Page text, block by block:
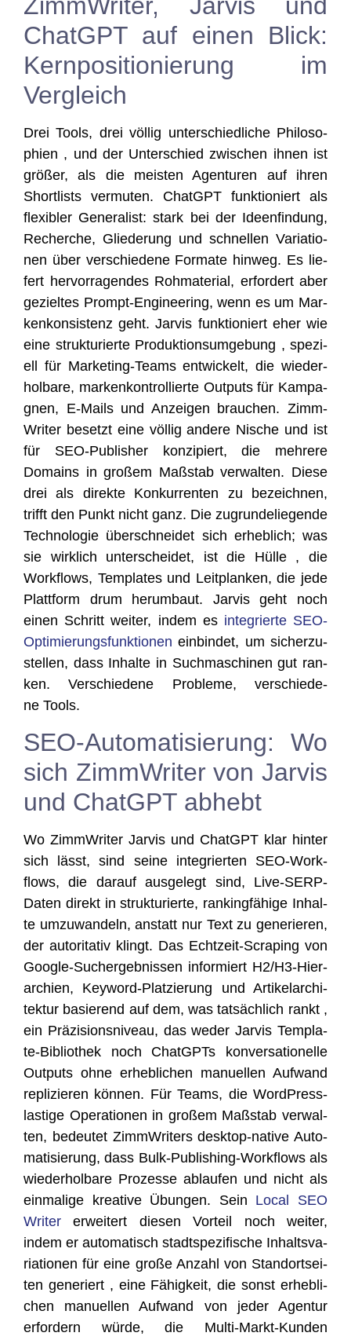
ChatGPT auf einen Blick:
Kernpositionierung im
Vergleich
Drei Tools, drei völ­lig unter­schied­li­che Phi­lo­so­
phien , und der Unter­schied zwi­schen ihnen ist
grö­ßer, als die meis­ten Agen­tu­ren auf ihren
Short­lists ver­mu­ten. ChatGPT funk­tio­niert als
fle­xi­bler Gene­ra­list: stark bei der Ideen­fin­dung,
Recher­che, Glie­de­rung und schnel­len Varia­tio­
nen über ver­schie­de­ne For­ma­te hin­weg. Es lie­
fert her­vor­ra­gen­des Roh­ma­te­ri­al, erfor­dert aber
geziel­tes Prompt-Engi­nee­ring, wenn es um Mar­
ken­kon­sis­tenz geht. Jar­vis funk­tio­niert eher wie
eine struk­tu­rier­te Pro­duk­ti­ons­um­ge­bung , spe­zi­
ell für Mar­ke­ting-Teams ent­wi­ckelt, die wie­der­
hol­ba­re, mar­ken­kon­trol­lier­te Out­puts für Kam­pa­
gnen, E‑Mails und Anzei­gen brau­chen. Zimm­
Wri­ter besetzt eine völ­lig ande­re Nische und ist
für SEO-Publisher kon­zi­piert, die meh­re­re
Domains in gro­ßem Maß­stab ver­wal­ten. Die­se
drei als direk­te Kon­kur­ren­ten zu bezeich­nen,
trifft den Punkt nicht ganz. Die zugrun­de­lie­gen­de
Tech­no­lo­gie über­schnei­det sich erheb­lich; was
sie wirk­lich unter­schei­det, ist die Hül­le , die
Work­flows, Tem­pla­tes und Leit­plan­ken, die jede
Platt­form drum her­um­baut. Jar­vis geht noch
einen Schritt wei­ter, indem es inte­grier­te SEO-
Opti­mie­rungs­funk­tio­nen ein­bin­det, um sicher­zu­
stel­len, dass Inhal­te in Such­ma­schi­nen gut ran­
ken. Ver­schie­de­ne Pro­ble­me, ver­schie­de­
ne Tools.
SEO-Automatisierung: Wo
sich ZimmWriter von Jarvis
und ChatGPT abhebt
Wo Zimm­Wri­ter Jar­vis und ChatGPT klar hin­ter
sich lässt, sind sei­ne inte­grier­ten SEO-Work­
flows, die dar­auf aus­ge­legt sind, Live-SERP-
Daten direkt in struk­tu­rier­te, ran­king­fä­hi­ge Inhal­
te umzu­wan­deln, anstatt nur Text zu gene­rie­ren,
der auto­ri­ta­tiv klingt. Das Echt­zeit-Scra­ping von
Goog­le-Such­ergeb­nis­sen infor­miert H2/H3-Hier­
ar­chien, Key­word-Plat­zie­rung und Arti­kel­ar­chi­
tek­tur basie­rend auf dem, was tat­säch­lich rankt ,
ein Prä­zi­si­ons­ni­veau, das weder Jar­vis Tem­p­la­
te-Biblio­thek noch ChatGPTs kon­ver­sa­tio­nel­le
Out­puts ohne erheb­li­chen manu­el­len Auf­wand
repli­zie­ren kön­nen. Für Teams, die Word­Press-
las­ti­ge Ope­ra­tio­nen in gro­ßem Maß­stab ver­wal­
ten, bedeu­tet Zimm­Wri­ters desk­top-nati­ve Auto­
ma­ti­sie­rung, dass Bulk-Publi­shing-Work­flows als
wie­der­hol­ba­re Pro­zes­se ablau­fen und nicht als
ein­ma­li­ge krea­ti­ve Übun­gen. Sein Local SEO
Wri­ter erwei­tert die­sen Vor­teil noch wei­ter,
indem er auto­ma­tisch stadt­spe­zi­fi­sche Inhalts­va­
ria­tio­nen für eine gro­ße Anzahl von Stand­ort­sei­
ten gene­riert , eine Fähig­keit, die sonst erheb­li­
chen manu­el­len Auf­wand von jeder Agen­tur
erfor­dern wür­de, die Mul­ti-Markt-Kun­den